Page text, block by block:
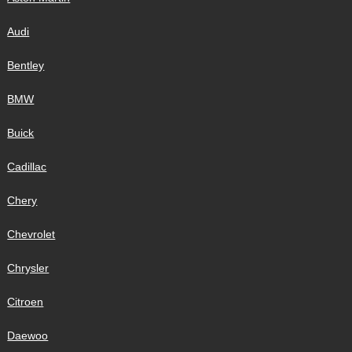
Audi
Bentley
BMW
Buick
Cadillac
Chery
Chevrolet
Chrysler
Citroen
Daewoo